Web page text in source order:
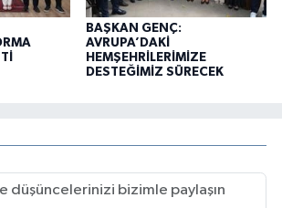
BAŞKAN GENÇ:
AVRUPA’DAKİ
HEMŞEHRİLERİMİZE
DESTEĞİMİZ SÜRECEK